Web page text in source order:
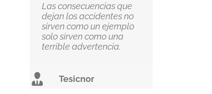
Las consecuencias que
dejan los accidentes no
sirven como un ejemplo
solo sirven como una
terrible advertencia.
Tesicnor